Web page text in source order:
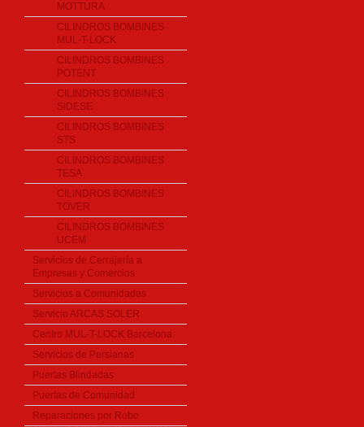
MOTTURA
CILINDROS BOMBINES
MUL-T-LOCK
CILINDROS BOMBINES
POTENT
CILINDROS BOMBINES
SIDESE
CILINDROS BOMBINES
STS
CILINDROS BOMBINES
TESA
CILINDROS BOMBINES
TOVER
CILINDROS BOMBINES
UCEM
Servicios de Cerrajería a
Empresas y Comercios
Servicios a Comunidades
Servicio ARCAS SOLER
Centro MUL-T-LOCK Barcelona
Servicios de Persianas
Puertas Blindadas
Puertas de Comunidad
Reparaciones por Robo